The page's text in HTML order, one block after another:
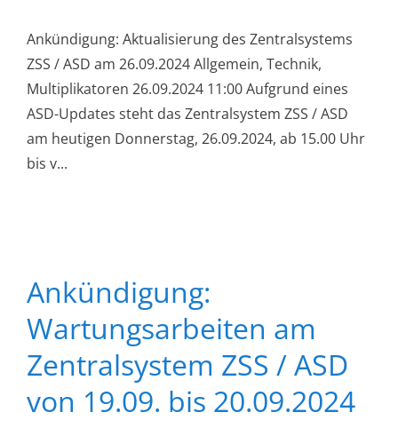
Ankündigung: Aktualisierung des Zentralsystems
ZSS / ASD am 26.09.2024 Allgemein, Technik,
Multiplikatoren 26.09.2024 11:00 Aufgrund eines
ASD-Updates steht das Zentralsystem ZSS / ASD
am heutigen Donnerstag, 26.09.2024, ab 15.00 Uhr
bis v...
Ankündigung:
Wartungsarbeiten am
Zentralsystem ZSS / ASD
von 19.09. bis 20.09.2024